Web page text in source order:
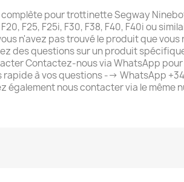
complète pour trottinette Segway
F25, F25i, F30, F38, F40, F40i ou
n'avez pas trouvé le produit que
des questions sur un produit
Contactez-nous via WhatsApp pour
rapide à vos questions --> WhatsApp
également nous contacter via le même